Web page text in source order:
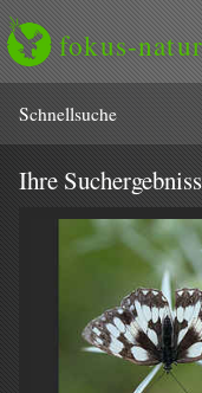
fokus-
Schnell­suche
Ihre